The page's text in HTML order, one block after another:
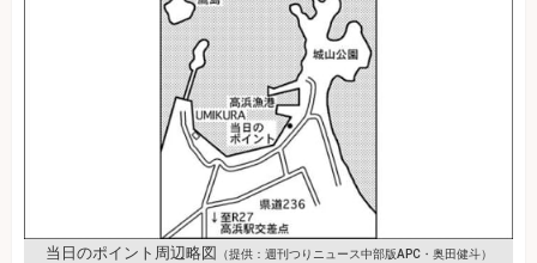
当日のポイント周辺略図 （提供：週刊つりニュース中部版APC・奥田健斗）